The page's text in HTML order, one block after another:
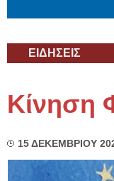
ΕΙΔΗΣΕΙΣ
Κίνηση
15 ΔΕΚΕΜΒΡΙΟΥ